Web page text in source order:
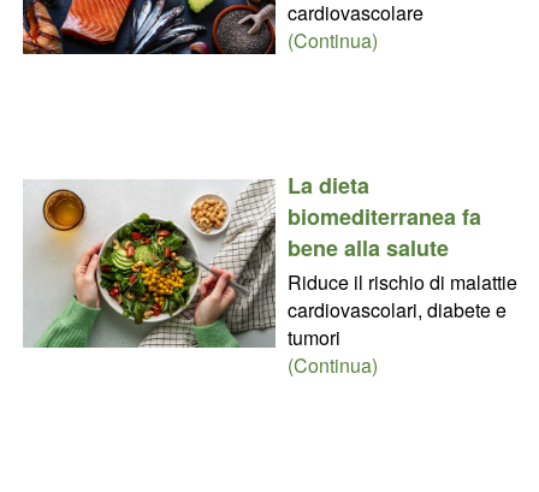
cardiovascolare
(Continua)
La dieta
biomediterranea fa
bene alla salute
Riduce il rischio di malattie
cardiovascolari, diabete e
tumori
(Continua)